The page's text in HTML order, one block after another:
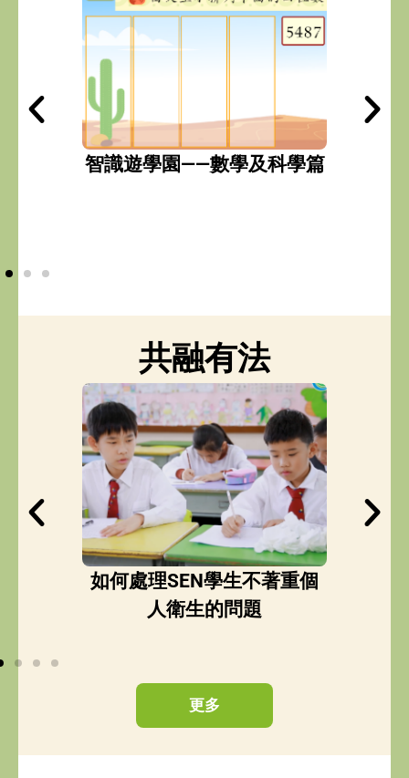
能篇（2）智識遊學園——數學及科學篇
共融有法
如何處理SEN學生不著重個
人衛生的問題
更多